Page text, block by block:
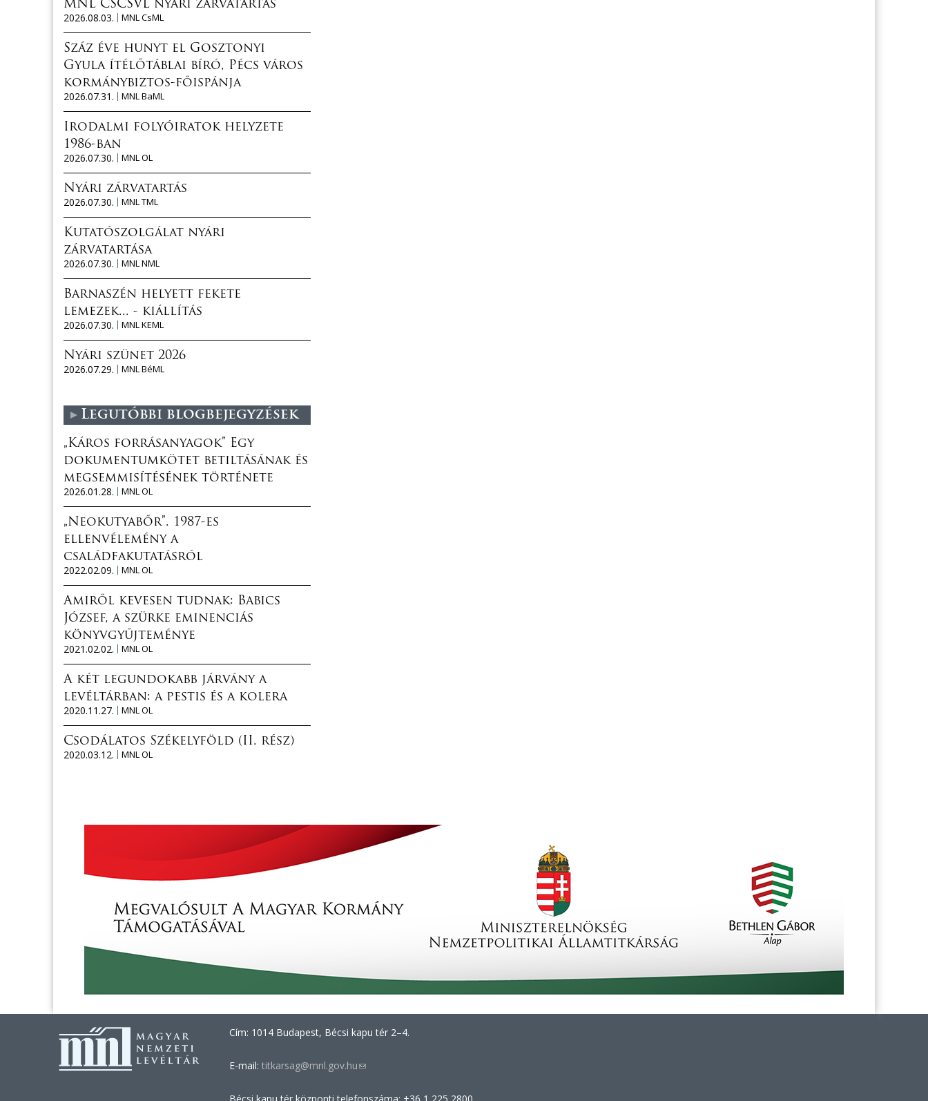
MNL CSCSVL nyári zárvatartás
2026.08.03.
MNL CsML
Száz éve hunyt el Gosztonyi
Gyula ítélőtáblai bíró, Pécs város
kormánybiztos-főispánja
2026.07.31.
MNL BaML
Irodalmi folyóiratok helyzete
1986-ban
2026.07.30.
MNL OL
Nyári zárvatartás
2026.07.30.
MNL TML
Kutatószolgálat nyári
zárvatartása
2026.07.30.
MNL NML
Barnaszén helyett fekete
lemezek... - kiállítás
2026.07.30.
MNL KEML
Nyári szünet 2026
2026.07.29.
MNL BéML
Legutóbbi blogbejegyzések
„Káros forrásanyagok” Egy
dokumentumkötet betiltásának és
megsemmisítésének története
2026.01.28.
MNL OL
„Neokutyabőr”. 1987-es
ellenvélemény a
családfakutatásról
2022.02.09.
MNL OL
Amiről kevesen tudnak: Babics
József, a szürke eminenciás
könyvgyűjteménye
2021.02.02.
MNL OL
A két legundokabb járvány a
levéltárban: a pestis és a kolera
2020.11.27.
MNL OL
Csodálatos Székelyföld (II. rész)
2020.03.12.
MNL OL
Cím: 1014 Budapest, Bécsi kapu tér 2–4.
E-mail: titkarsag@mnl.gov.hu(link
e-
Bécsi kapu tér központi telefonszáma: +36 1 225 2800